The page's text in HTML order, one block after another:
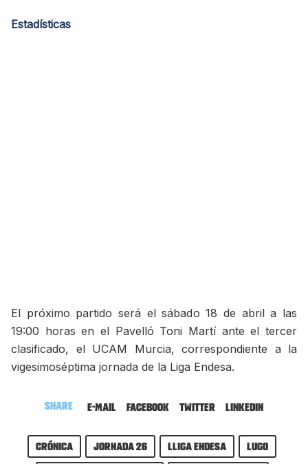
Estadísticas
El próximo partido será el sábado 18 de abril a las
19:00 horas en el Pavelló Toni Martí ante el tercer
clasificado, el UCAM Murcia, correspondiente a la
vigesimoséptima jornada de la Liga Endesa.
Share E-mail Facebook Twitter LinkedIn
Crónica Jornada 26 Lliga Endesa
Lugo